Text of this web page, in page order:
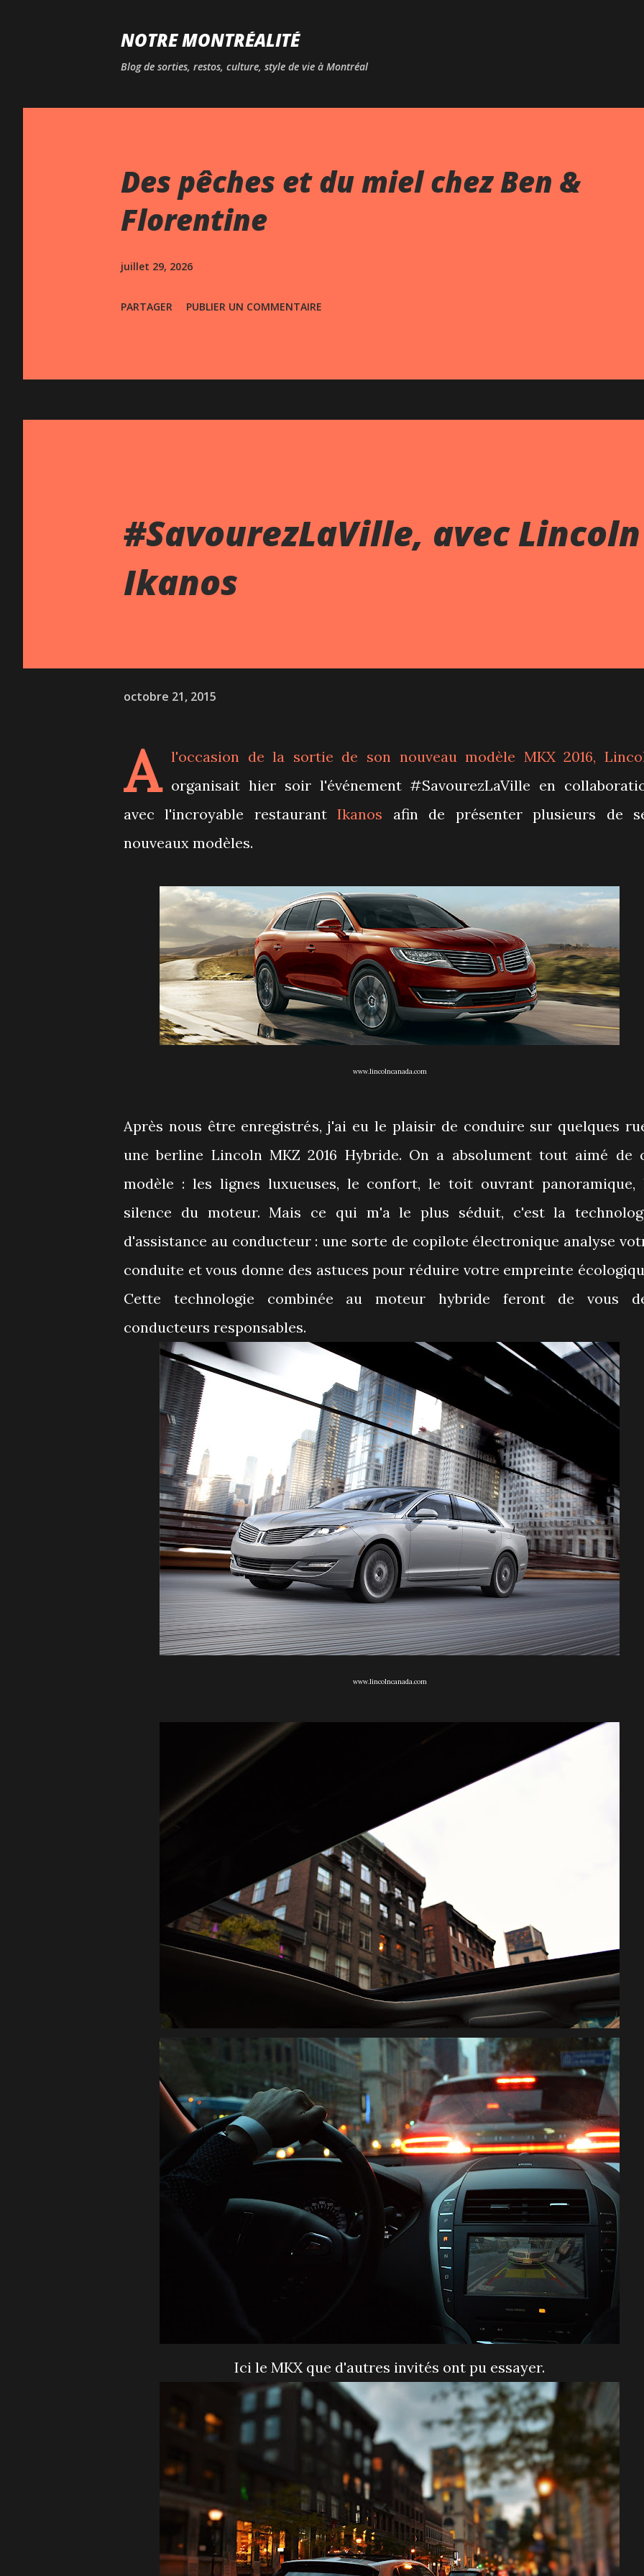
NOTRE MONTRÉALITÉ
Blog de sorties, restos, culture, style de vie à Montréal
Des pêches et du miel chez Ben &
Florentine
juillet 29, 2026
PARTAGER PUBLIER UN COMMENTAIRE
#SavourezLaVille, avec
Ikanos
octobre 21, 2015
A l'occasion de la sortie de son nouveau modèle MKX 2016,
organisait hier soir l'événement #SavourezLaVille en
avec l'incroyable restaurantIkanos afin de présenter plusieurs de
nouveaux modèles.
www.lincolncanada.com
Après nous être enregistrés, j'ai eu le plaisir de conduire sur quelques
une berline Lincoln MKZ 2016 Hybride. On a absolument tout aimé de
modèle : les lignes luxueuses, le confort, le toit ouvrant panoramique,
silence du moteur. Mais ce qui m'a le plus séduit, c'est la
d'assistance au conducteur : une sorte de copilote électronique analyse
conduite et vous donne des astuces pour réduire votre empreinte
Cette technologie combinée au moteur hybride feront de vous
conducteurs responsables.
www.lincolncanada.com
Ici le MKX que d'autres invités ont pu essayer.